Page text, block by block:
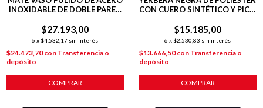
INOXIDABLE DE DOBLE PARED
$27.193,00
6 x $4.532,17 sin interés
$24.473,70con Transferencia o
depósito
COMPRAR
CON CUERO SINTÉTICO Y PICO
$15.185,00
6 x $2.530,83 sin interés
$13.666,50con Transferencia o
depósito
COMPRAR